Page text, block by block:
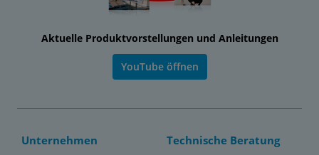
Aktuelle Produktvorstellungen und Anleitungen
YouTube öffnen
Unternehmen Technische Beratung